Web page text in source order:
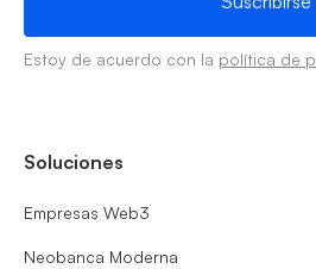
Estoy de acuerdo con la política de
Soluciones
Empresas Web3
Neobanca Moderna